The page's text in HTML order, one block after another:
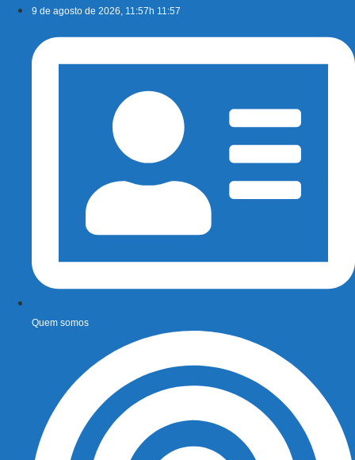
conteúdo
9 de agosto de 2026, 11:57h 11:57
Quem somos